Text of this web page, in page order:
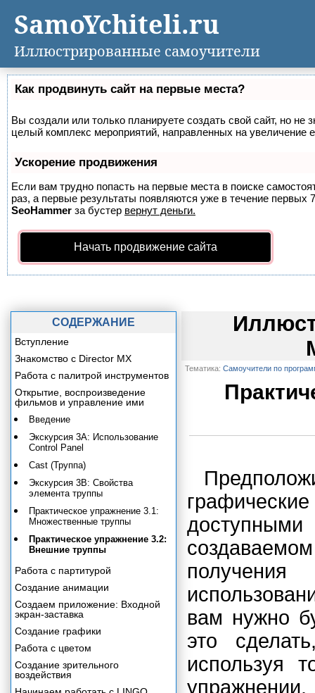
Как продвинуть сайт на первые места?
Вы создали или только планируете создать свой сайт, но не
целый комплекс мероприятий, направленных на увеличение
Ускорение продвижения
Если вам трудно попасть на первые места в поиске
раз, а первые результаты появляются уже в течение первых
SeoHammer за бустер вернут деньги.
Начать продвижение сайта
Тематика: Самоучители по
получения
вам нужно
это
используя
СОДЕРЖАНИЕ
Вступление
Знакомство с Director MX
Работа с палитрой инструментов
Открытие, воспроизведение
фильмов и управление ими
Введение
Экскурсия 3А: Использование
Control Panel
Cast (Труппа)
Экскурсия 3В: Свойства
элемента труппы
Практическое упражнение 3.1:
Множественные труппы
Практическое упражнение 3.2:
Внешние труппы
Работа с партитурой
Создание анимации
Создаем приложение: Входной
экран-заставка
Создание графики
Работа с цветом
Создание зрительного
воздействия
SamoYchiteli.ru
Иллюстрированные самоучители